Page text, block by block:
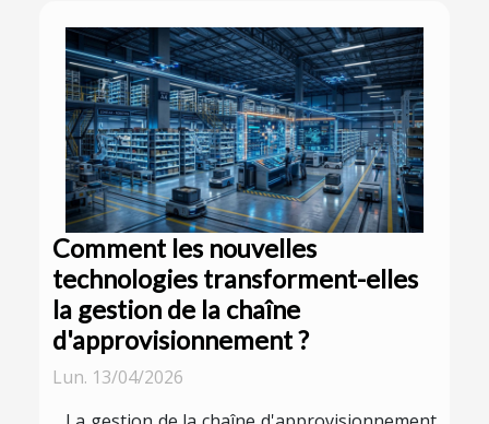
Comment les nouvelles
technologies transforment-elles
la gestion de la chaîne
d'approvisionnement ?
Lun. 13/04/2026